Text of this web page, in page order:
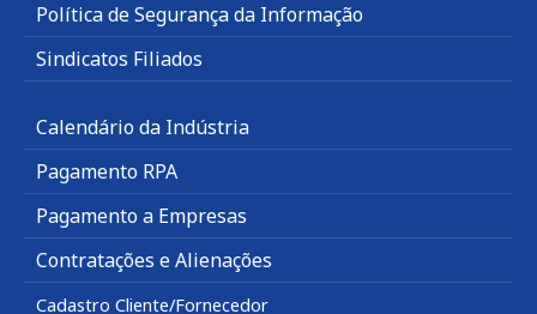
Política de Segurança da Informação
Sindicatos Filiados
Calendário da Indústria
Pagamento RPA
Pagamento a Empresas
Contratações e Alienações
Cadastro Cliente/Fornecedor